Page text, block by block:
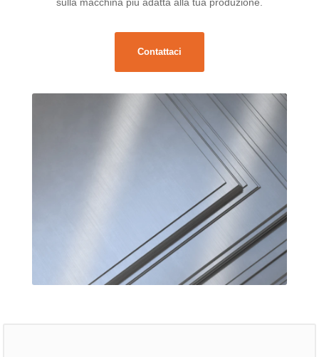
Contattaci